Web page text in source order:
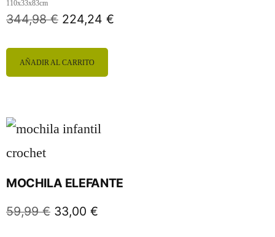
110x33x83cm
344,98€ 224,24 €
AÑADIR AL CARRITO
MOCHILA ELEFANTE
59,99€ 33,00 €